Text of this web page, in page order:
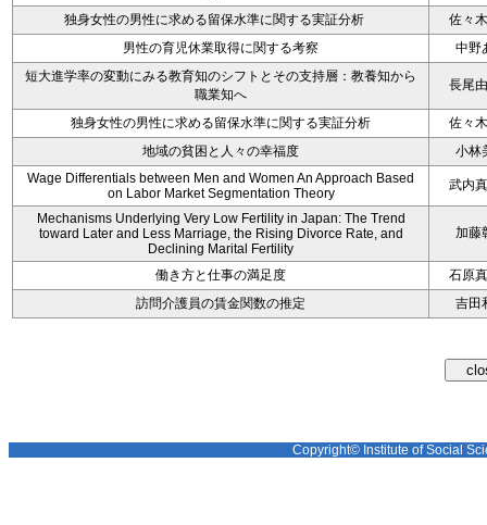
独身女性の男性に求める留保水準に関する実証分析
佐々
男性の育児休業取得に関する考察
中野
短大進学率の変動にみる教育知のシフトとその支持層：教養知から
職業知へ
長尾
独身女性の男性に求める留保水準に関する実証分析
佐々
地域の貧困と人々の幸福度
小林
Wage Differentials between Men and Women An Approach Based
on Labor Market Segmentation Theory
武内
Mechanisms Underlying Very Low Fertility in Japan: The Trend
toward Later and Less Marriage, the Rising Divorce Rate, and
Declining Marital Fertility
加藤
働き方と仕事の満足度
石原
訪問介護員の賃金関数の推定
吉田
Copyright© Institute of Social